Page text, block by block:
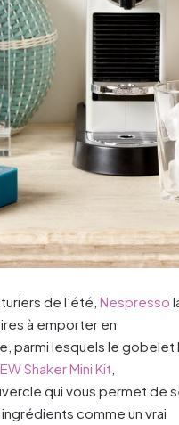
de l’été, Nespresso
à emporter en
parmi lesquels le gobelet
Shaker Mini Kit
qui vous permet de
comme un vrai